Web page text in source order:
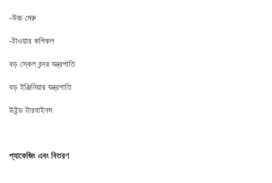
-উচ্চ মেরু
-টাওয়ার কপিকল
বড় স্কেল বন্দর যন্ত্রপাতি
বড় ইঞ্জিনিয়ার যন্ত্রপাতি
উইন্ড টারবাইনস
প্যাকেজিং এবং বিতরণ